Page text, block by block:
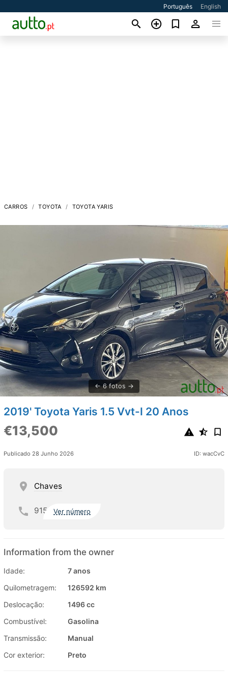
Português English
CARROS TOYOTA TOYOTA YARIS
6 fotos
2019' Toyota Yaris 1.5 Vvt-I 20 Anos
€13,500
Publicado 28 Junho 2026 ID: wacCvC
Chaves
915 Ver número
Information from the owner
Idade:
7 anos
Quilometragem:
126592 km
Deslocação:
1496 cc
Combustível:
Gasolina
Transmissão:
Manual
Cor exterior:
Preto